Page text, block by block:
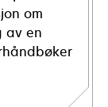
om
av en